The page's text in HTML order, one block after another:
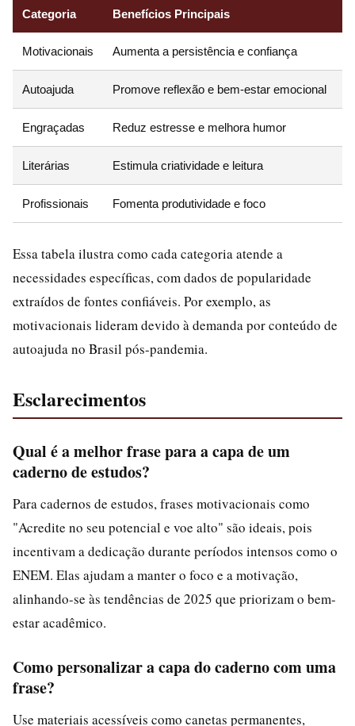
Categoria Benefícios Principais
Motivacionais Aumenta a persistência e confiança
Autoajuda Promove reflexão e bem-estar emocional
Engraçadas Reduz estresse e melhora humor
Literárias Estimula criatividade e leitura
Profissionais Fomenta produtividade e foco
Essa tabela ilustra como cada categoria atende a
necessidades específicas, com dados de popularidade
extraídos de fontes confiáveis. Por exemplo, as
motivacionais lideram devido à demanda por conteúdo de
autoajuda no Brasil pós-pandemia.
Esclarecimentos
Qual é a melhor frase para a capa de um
caderno de estudos?
Para cadernos de estudos, frases motivacionais como
"Acredite no seu potencial e voe alto" são ideais, pois
incentivam a dedicação durante períodos intensos como o
ENEM. Elas ajudam a manter o foco e a motivação,
alinhando-se às tendências de 2025 que priorizam o bem-
estar acadêmico.
Como personalizar a capa do caderno com uma
frase?
Use materiais acessíveis como canetas permanentes,